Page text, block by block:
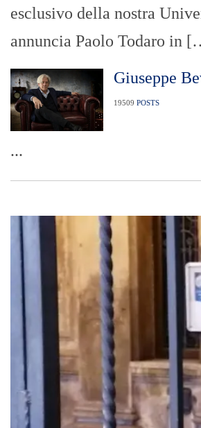
esclusivo della nostra
annuncia Paolo Todaro in
Giuseppe
19509 POSTS
...